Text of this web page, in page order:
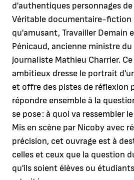
d'authentiques personnages
Véritable documentaire-fiction
qu'amusant, Travailler Demain
Pénicaud, ancienne ministre du
journaliste Mathieu Charrier.
ambitieux dresse le portrait
et offre des pistes de réflexion
répondre ensemble à la
se pose : à quoi va ressembler
Mis en scène par Nicoby avec
précision, cet ouvrage est à
celles et ceux que la question
qu'ils soient élèves ou